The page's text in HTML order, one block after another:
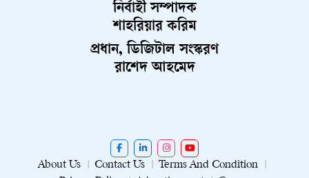
নির্বাহী সম্পাদক
শাহরিয়ার করিম
প্রধান, ডিজিটাল সংস্করণ
রাশেদ আহমেদ
About Us Contact Us
Terms And Condition